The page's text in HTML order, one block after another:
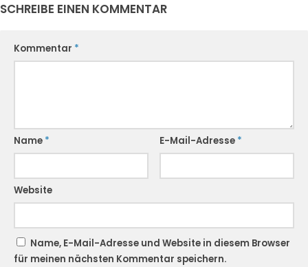
SCHREIBE EINEN KOMMENTAR
Kommentar *
Name * E-Mail-Adresse *
Website
Name, E-Mail-Adresse und Website in diesem Browser
für meinen nächsten Kommentar speichern.